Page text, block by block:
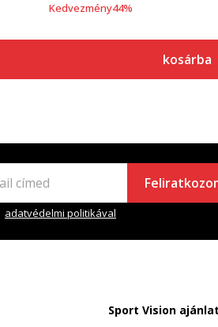
Kedvezmény44%
kosárba
adatvédelmi politikával
Sport Vision